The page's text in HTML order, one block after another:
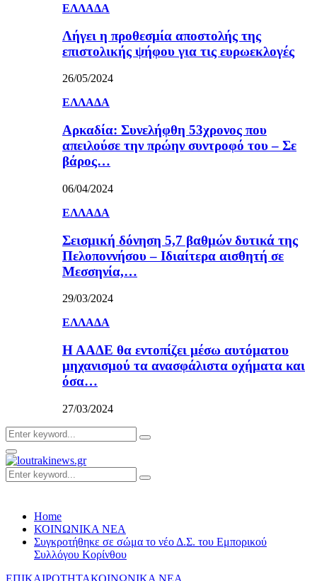
ΕΛΛΑΔΑ
Λήγει η προθεσμία αποστολής της
επιστολικής ψήφου για τις ευρωεκλογές
26/05/2024
ΕΛΛΑΔΑ
Αρκαδία: Συνελήφθη 53χρονος που
απειλούσε την πρώην συντροφό του – Σε
βάρος…
06/04/2024
ΕΛΛΑΔΑ
Σεισμική δόνηση 5,7 βαθμών δυτικά της
Πελοποννήσου – Ιδιαίτερα αισθητή σε
Μεσσηνία,…
29/03/2024
ΕΛΛΑΔΑ
Η ΑΑΔΕ θα εντοπίζει μέσω αυτόματου
μηχανισμού τα ανασφάλιστα οχήματα και
όσα…
27/03/2024
Search
for:
Search
Primary
Menu
Search
for:
Search
Home
ΚΟΙΝΩΝΙΚΑ ΝΕΑ
Συγκροτήθηκε σε σώμα το νέο Δ.Σ. του Εμπορικού
Συλλόγου Κορίνθου
ΕΠΙΚΑΙΡΟΤΗΤΑΚΟΙΝΩΝΙΚΑ ΝΕΑ